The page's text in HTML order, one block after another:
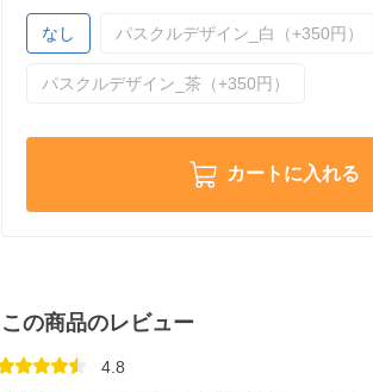
なし パスクルデザイン_白（+350円）
パスクルデザイン_茶（+350円）
カートに入れる
この商品のレビュー
4.8